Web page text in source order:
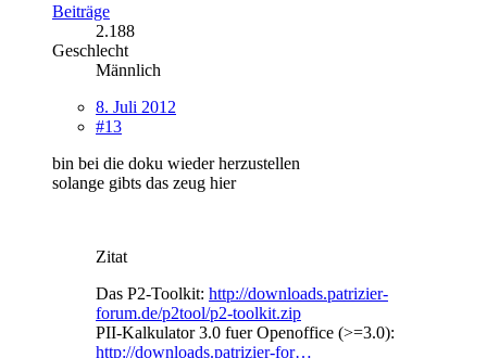
Beiträge
2.188
Geschlecht
Männlich
8. Juli 2012
#13
bin bei die doku wieder herzustellen
solange gibts das zeug hier
Zitat
Das P2-Toolkit: http://downloads.patrizier-
forum.de/p2tool/p2-toolkit.zip
PII-Kalkulator 3.0 fuer Openoffice (>=3.0):
http://downloads.patrizier-for…